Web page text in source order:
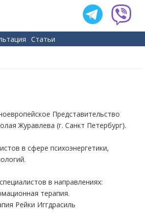
Статьи
Представительство
Журавлева (г. Санкт Петербург).
в сфере психоэнергетики,
в направлениях:
терапия.
Рейки Иггдрасиль